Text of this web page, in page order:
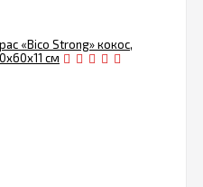
«Bico Strong» кокос,
см